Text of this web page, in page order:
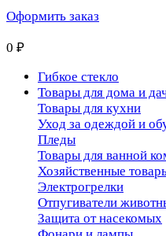
Оформить заказ
0 ₽
Гибкое стекло
Товары для дома и
Товары для кухни
Уход за одеждой и
Пледы
Товары для ванной
Хозяйственные
Электрогрелки
Отпугиватели
Защита от насекомых